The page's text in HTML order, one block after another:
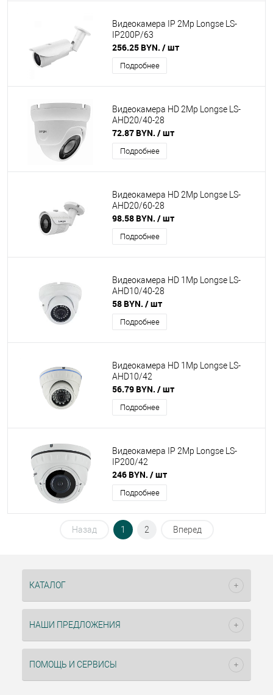
Видеокамера IP 2Mp Longse LS-
IP200P/63
256.25 BYN. / шт
Подробнее
Видеокамера HD 2Mp Longse LS-
AHD20/40-28
72.87 BYN. / шт
Подробнее
Видеокамера HD 2Mp Longse LS-
AHD20/60-28
98.58 BYN. / шт
Подробнее
Видеокамера HD 1Mp Longse LS-
AHD10/40-28
58 BYN. / шт
Подробнее
Видеокамера HD 1Mp Longse LS-
AHD10/42
56.79 BYN. / шт
Подробнее
Видеокамера IP 2Mp Longse LS-
IP200/42
246 BYN. / шт
Подробнее
Назад 1 2 Вперед
КАТАЛОГ
НАШИ ПРЕДЛОЖЕНИЯ
ПОМОЩЬ И СЕРВИСЫ